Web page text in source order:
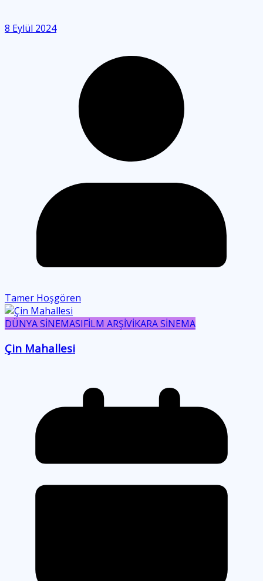
8 Eylül 2024
Tamer Hoşgören
DÜNYA SİNEMASIFİLM ARŞİVİKARA SİNEMA
Çin Mahallesi